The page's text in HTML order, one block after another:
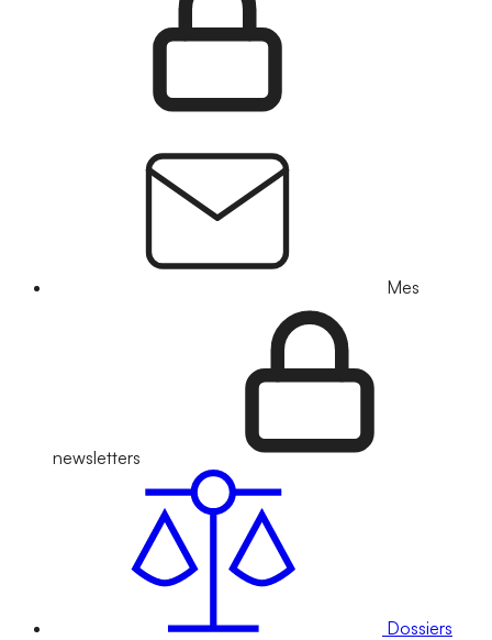
Mes
newsletters
Dossiers